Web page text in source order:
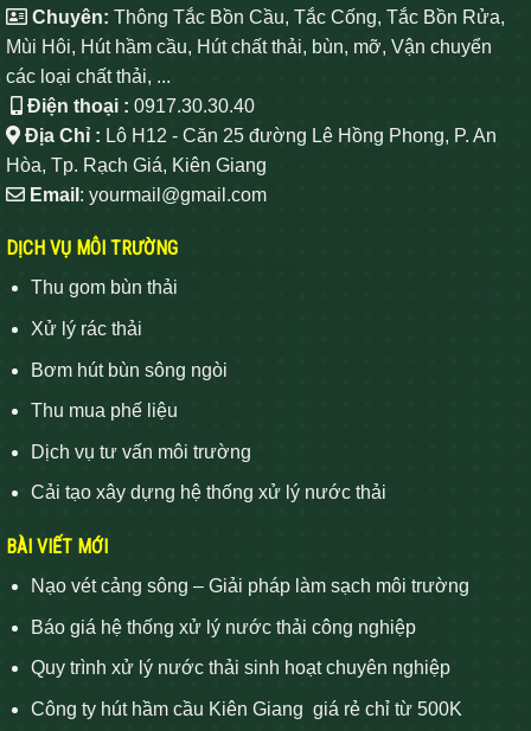
Chuyên: Thông Tắc Bồn Cầu, Tắc Cống, Tắc Bồn Rửa,
Mùi Hôi, Hút hầm cầu, Hút chất thải, bùn, mỡ, Vận chuyển
các loại chất thải, ...
Điện thoại : 0917.30.30.40
Địa Chỉ : Lô H12 - Căn 25 đường Lê Hồng Phong, P. An
Hòa, Tp. Rạch Giá, Kiên Giang
Email : yourmail@gmail.com
DỊCH VỤ MÔI TRƯỜNG
Thu gom bùn thải
Xử lý rác thải
Bơm hút bùn sông ngòi
Thu mua phế liệu
Dịch vụ tư vấn môi trường
Cải tạo xây dựng hệ thống xử lý nước thải
BÀI VIẾT MỚI
Nạo vét cảng sông – Giải pháp làm sạch môi trường
Báo giá hệ thống xử lý nước thải công nghiệp
Quy trình xử lý nước thải sinh hoạt chuyên nghiệp
Công ty hút hầm cầu Kiên Giang giá rẻ chỉ từ 500K